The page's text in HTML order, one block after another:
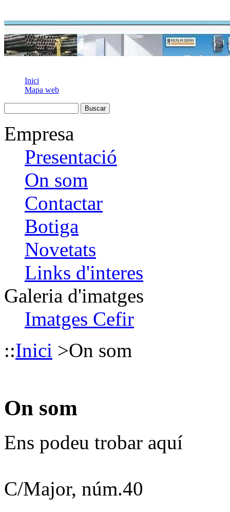
Inici
Mapa web
Empresa
Presentació
On som
Contactar
Botiga
Novetats
Links d'interes
Galeria d'imatges
Imatges Cefir
::Inici >On som
On som
Ens podeu trobar aquí
C/Major, núm.40